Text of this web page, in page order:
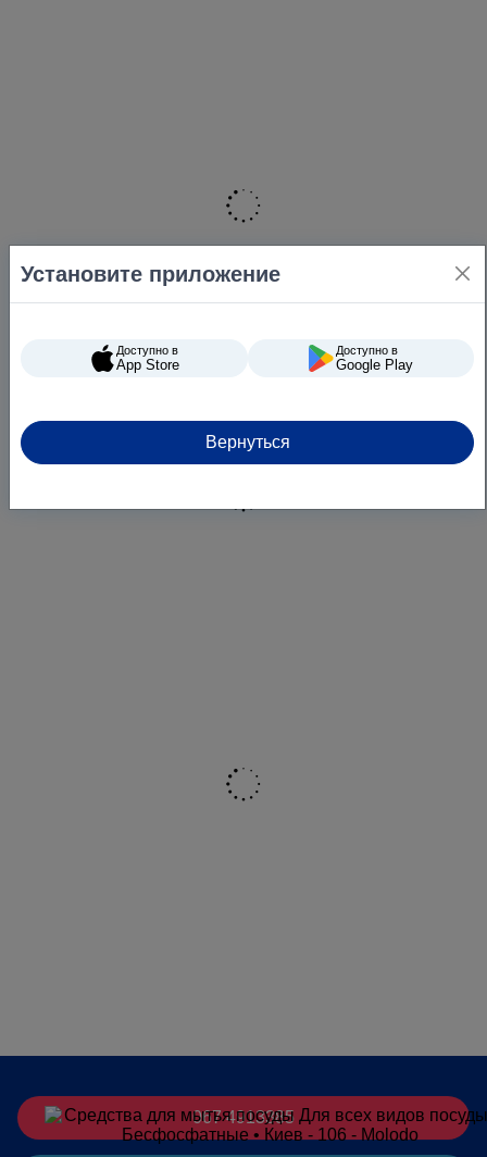
067 4913385
Установите приложение
Доступно в
App Store
Доступно в
Google Play
Вернуться